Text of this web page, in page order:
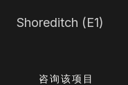
العربية
Shoreditch (E1)
咨询该项目